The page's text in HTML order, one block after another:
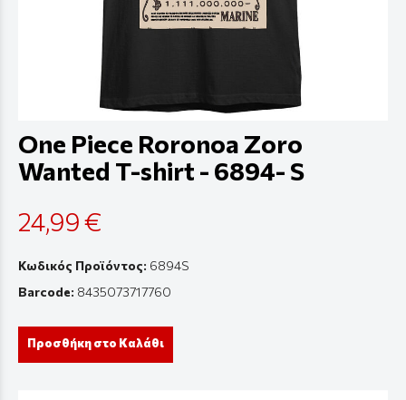
One Piece Roronoa Zoro
Wanted T-shirt - 6894- S
24,99 €
Κωδικός Προϊόντος: 6894S
Barcode: 8435073717760
Προσθήκη στο Καλάθι